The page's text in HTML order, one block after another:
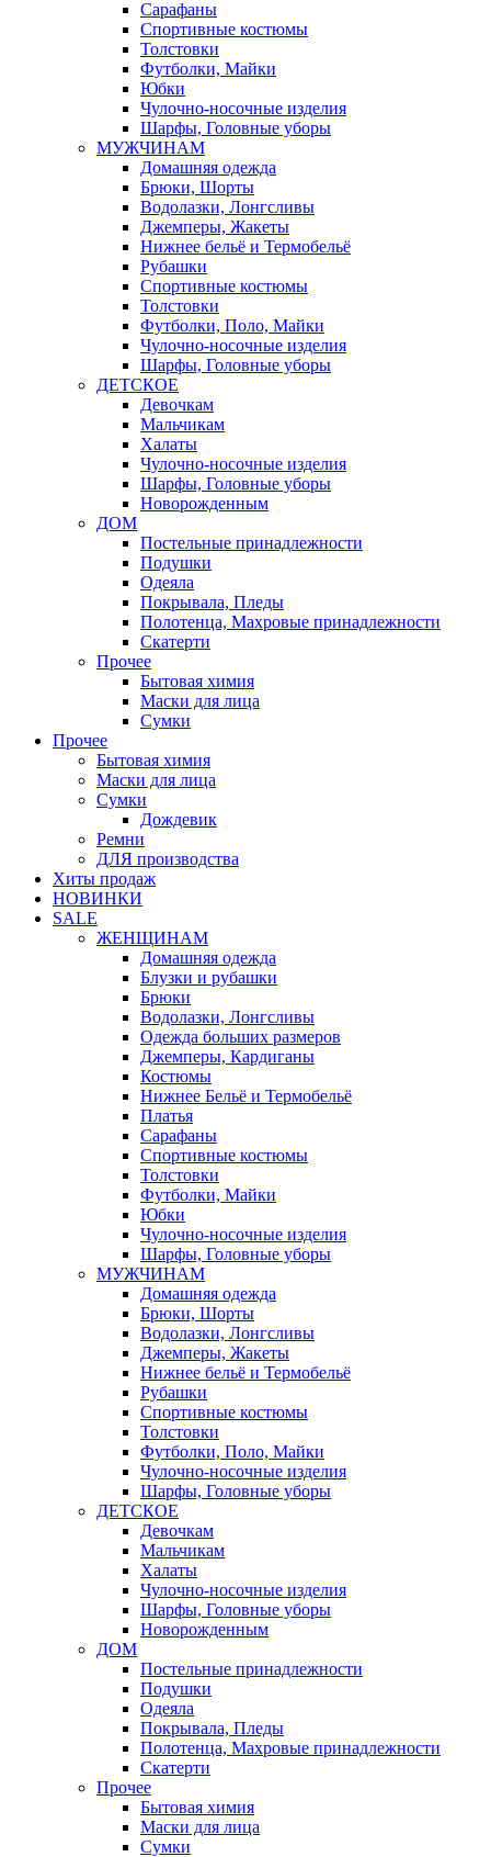
Сарафаны
Спортивные костюмы
Толстовки
Футболки, Майки
Юбки
Чулочно-носочные изделия
Шарфы, Головные уборы
МУЖЧИНАМ
Домашняя одежда
Брюки, Шорты
Водолазки, Лонгсливы
Джемперы, Жакеты
Нижнее бельё и Термобельё
Рубашки
Спортивные костюмы
Толстовки
Футболки, Поло, Майки
Чулочно-носочные изделия
Шарфы, Головные уборы
ДЕТСКОЕ
Девочкам
Мальчикам
Халаты
Чулочно-носочные изделия
Шарфы, Головные уборы
Новорожденным
ДОМ
Постельные принадлежности
Подушки
Одеяла
Покрывала, Пледы
Полотенца, Махровые принадлежности
Скатерти
Прочее
Бытовая химия
Маски для лица
Сумки
Прочее
Бытовая химия
Маски для лица
Сумки
Дождевик
Ремни
ДЛЯ производства
Хиты продаж
НОВИНКИ
SALE
ЖЕНЩИНАМ
Домашняя одежда
Блузки и рубашки
Брюки
Водолазки, Лонгсливы
Одежда больших размеров
Джемперы, Кардиганы
Костюмы
Нижнее Бельё и Термобельё
Платья
Сарафаны
Спортивные костюмы
Толстовки
Футболки, Майки
Юбки
Чулочно-носочные изделия
Шарфы, Головные уборы
МУЖЧИНАМ
Домашняя одежда
Брюки, Шорты
Водолазки, Лонгсливы
Джемперы, Жакеты
Нижнее бельё и Термобельё
Рубашки
Спортивные костюмы
Толстовки
Футболки, Поло, Майки
Чулочно-носочные изделия
Шарфы, Головные уборы
ДЕТСКОЕ
Девочкам
Мальчикам
Халаты
Чулочно-носочные изделия
Шарфы, Головные уборы
Новорожденным
ДОМ
Постельные принадлежности
Подушки
Одеяла
Покрывала, Пледы
Полотенца, Махровые принадлежности
Скатерти
Прочее
Бытовая химия
Маски для лица
Сумки